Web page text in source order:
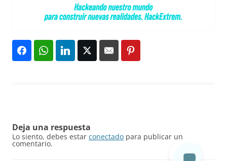
Deja una respuesta
Lo siento, debes estar conectado para publicar un
comentario.